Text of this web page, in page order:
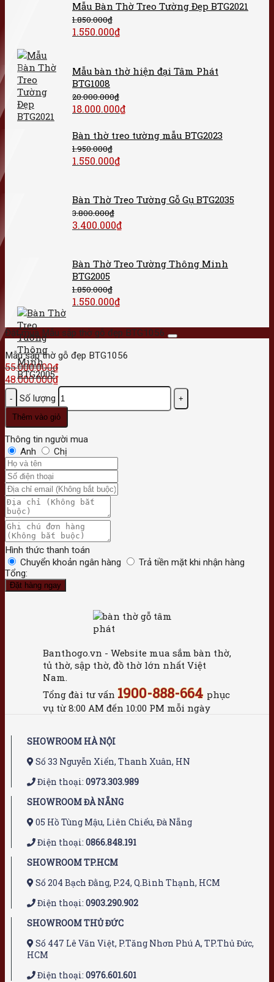
Mẫu Bàn Thờ Treo Tường Đẹp BTG2021
1.850.000₫
1.550.000₫
Mẫu bàn thờ hiện đại Tâm Phát
BTG1008
20.000.000₫
18.000.000₫
Bàn thờ treo tường mẫu BTG2023
1.950.000₫
1.550.000₫
Bàn Thờ Treo Tường Gỗ Gụ BTG2035
3.800.000₫
3.400.000₫
Bàn Thờ Treo Tường Thông Minh
BTG2005
1.850.000₫
1.550.000₫
Đặt mua Mẫu sập thờ gỗ đẹp BTG1056
Mẫu sập thờ gỗ đẹp BTG1056
55.000.000₫
48.000.000₫
Số lượng
Thêm vào giỏ
Thông tin người mua
Anh
Chị
Hình thức thanh toán
Chuyển khoản ngân hàng
Trả tiền mặt khi nhận hàng
Tổng:
Đặt hàng ngay
Banthogo.vn - Website mua sắm bàn thờ,
tủ thờ, sập thờ, đồ thờ lớn nhất Việt
Nam.
Tổng đài tư vấn 1900-888-664 phục
vụ từ 8:00 AM đến 10:00 PM mỗi ngày
SHOWROOM HÀ NỘI
Số 33 Nguyễn Xiển, Thanh Xuân, HN
Điện thoại: 0973.303.989
SHOWROOM ĐÀ NẴNG
05 Hồ Tùng Mậu, Liên Chiểu, Đà Nẵng
Điện thoại: 0866.848.191
SHOWROOM TP.HCM
Số 204 Bạch Đằng, P.24, Q.Bình Thạnh, HCM
Điện thoại: 0903.290.902
SHOWROOM THỦ ĐỨC
Số 447 Lê Văn Việt, P.Tăng Nhơn Phú A, TP.Thủ Đức,
HCM
Điện thoại: 0976.601.601